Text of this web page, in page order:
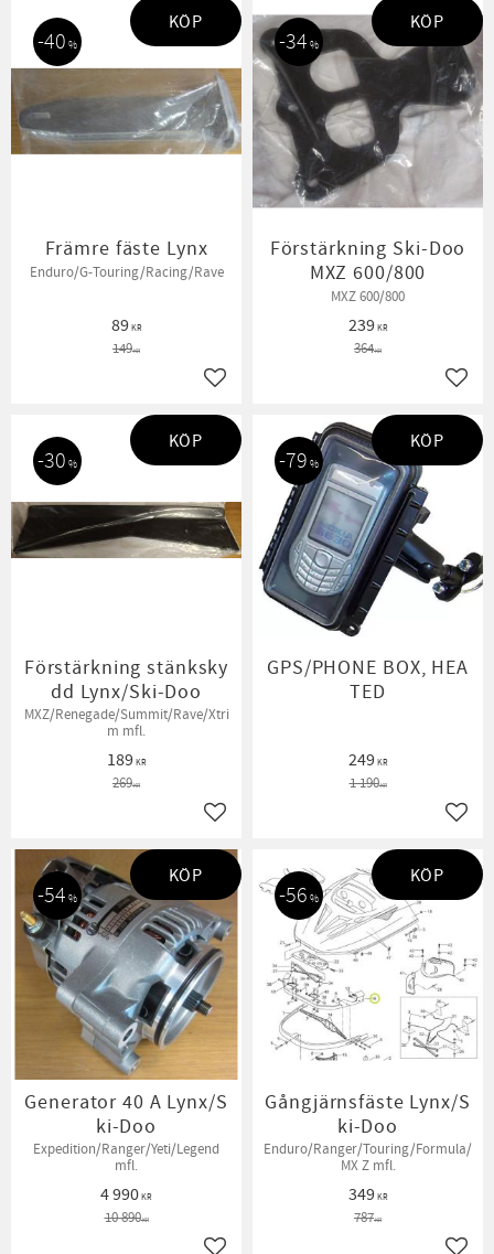
Främre fäste Lynx
Enduro/G-Touring/Racing/Rave
89KR
149KR
40 %
Lägg till i favoriter
KÖP
Förstärkning Ski-Doo
MXZ 600/800
MXZ 600/800
239KR
364KR
34 %
KÖP
Förstärkning stänksky
dd Lynx/Ski-Doo
MXZ/Renegade/Summit/Rave/Xtri
m mfl.
189KR
269KR
30 %
Lägg till i favoriter
KÖP
GPS/PHONE BOX, HEA
TED
249KR
1 190KR
79 %
KÖP
Generator 40 A Lynx/S
ki-Doo
Expedition/Ranger/Yeti/Legend
mfl.
4 990KR
10 890KR
54 %
KÖP
Gångjärnsfäste Lynx/S
ki-Doo
Enduro/Ranger/Touring/Formula/
MX Z mfl.
349KR
787KR
56 %
KÖP